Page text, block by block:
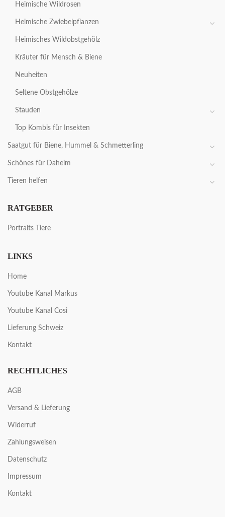
Heimische Wildrosen
Heimische Zwiebelpflanzen
Heimisches Wildobstgehölz
Kräuter für Mensch & Biene
Neuheiten
Seltene Obstgehölze
Stauden
Top Kombis für Insekten
Saatgut für Biene, Hummel & Schmetterling
Schönes für Daheim
Tieren helfen
RATGEBER
Portraits Tiere
LINKS
Home
Youtube Kanal Markus
Youtube Kanal Cosi
Lieferung Schweiz
Kontakt
RECHTLICHES
AGB
Versand & Lieferung
Widerruf
Zahlungsweisen
Datenschutz
Impressum
Kontakt